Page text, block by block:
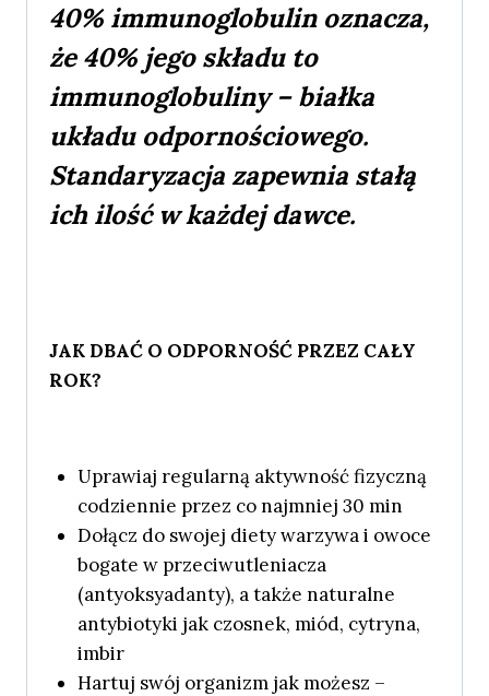
40% immunoglobulin oznacza,
że 40% jego składu to
immunoglobuliny – białka
układu odpornościowego.
Standaryzacja zapewnia stałą
ich ilość w każdej dawce.
JAK DBAĆ O ODPORNOŚĆ PRZEZ CAŁY
ROK?
Uprawiaj regularną aktywność fizyczną
codziennie przez co najmniej 30 min
Dołącz do swojej diety warzywa i owoce
bogate w przeciwutleniacza
(antyoksyadanty), a także naturalne
antybiotyki jak czosnek, miód, cytryna,
imbir
Hartuj swój organizm jak możesz –